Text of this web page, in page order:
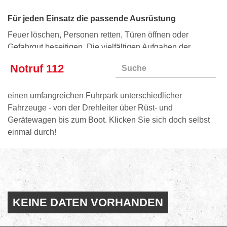
Oft gefragt
Feedback
Notruf 112
Für jeden Einsatz die passende Ausrüstung
Feuer löschen, Personen retten, Türen öffnen oder
Gefahrgut beseitigen. Die vielfältigen Aufgaben der
Ausrüstung. Damit wir für jeden Einsatz optimal
einen umfangreichen Fuhrpark unterschiedlicher
Fahrzeuge - von der Drehleiter über Rüst- und
Gerätewagen bis zum Boot. Klicken Sie sich doch selbst
einmal durch!
KEINE DATEN VORHANDEN